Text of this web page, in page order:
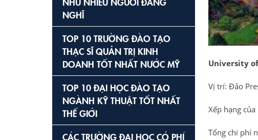
University
Vị trí: Đảo
Xếp hạng
Tổng chi phí
NGHĨ
TOP 10 TRƯỜNG ĐÀO TẠO
THẠC SĨ QUẢN TRỊ KINH
DOANH TỐT NHẤT NƯỚC MỸ
TOP 10 ĐẠI HỌC ĐÀO TẠO
NGÀNH KỸ THUẬT TỐT NHẤT
THẾ GIỚI
CÁC TRƯỜNG ĐẠI HỌC CÓ PHÍ